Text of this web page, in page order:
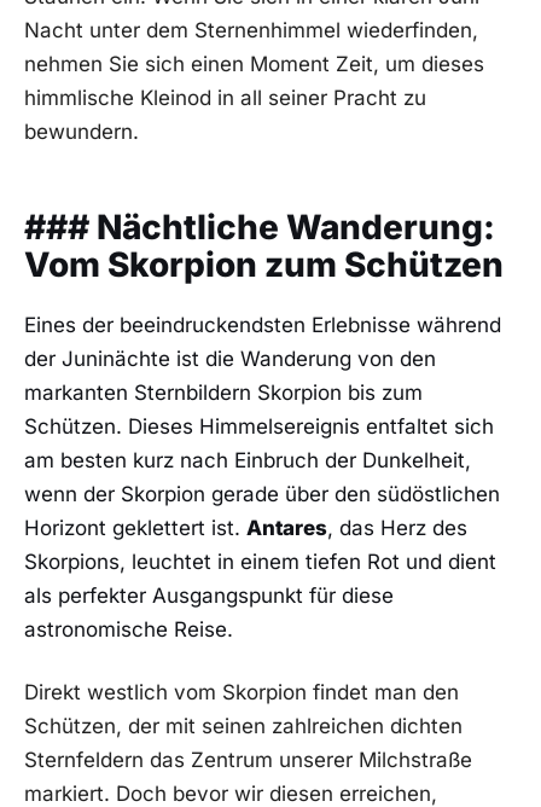
Nacht unter dem Sternenhimmel‌ wiederfinden,
nehmen‍ Sie sich einen Moment Zeit, um dieses‍
himmlische Kleinod in ‌all seiner Pracht zu⁢
bewundern.
### Nächtliche⁤ Wanderung:
Vom Skorpion zum Schützen
Eines der ⁤beeindruckendsten ⁤Erlebnisse‌ während⁣
der Juninächte ist die⁢ Wanderung von den​
markanten Sternbildern Skorpion bis ​zum
⁤Schützen. Dieses Himmelsereignis entfaltet sich
⁢am besten ⁤kurz nach Einbruch der‍ Dunkelheit,
wenn der Skorpion gerade über den ​südöstlichen⁣
Horizont geklettert ist. Antares, das Herz‍ des
Skorpions, leuchtet in einem ​tiefen⁢ Rot ​und dient
als perfekter Ausgangspunkt ‌für diese
astronomische Reise.
Direkt westlich vom Skorpion findet man den
Schützen, ​der mit seinen zahlreichen dichten
Sternfeldern ⁢das Zentrum‍ unserer​ Milchstraße
markiert. ‌Doch bevor wir diesen erreichen,